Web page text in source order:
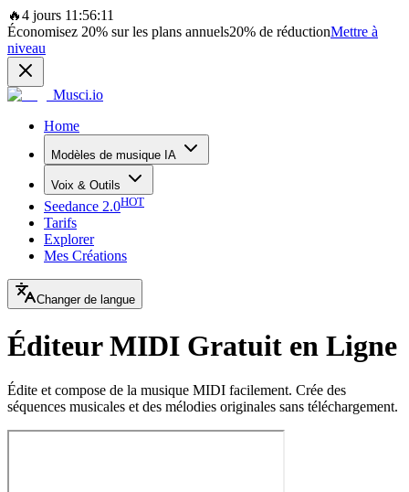
🔥4 jours 11:56:11
Économisez 20% sur les plans annuels20% de réductionMettre à
niveau
Musci.io
Home
Modèles de musique IA
Voix & Outils
Seedance 2.0HOT
Tarifs
Explorer
Mes Créations
Changer de langue
Éditeur MIDI Gratuit en Ligne
Édite et compose de la musique MIDI facilement. Crée des
séquences musicales et des mélodies originales sans téléchargement.